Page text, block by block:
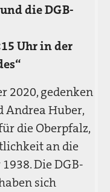
die DGB-
Uhr in der
2020, gedenken
Andrea Huber,
die Oberpfalz,
an die
Die DGB-
sich